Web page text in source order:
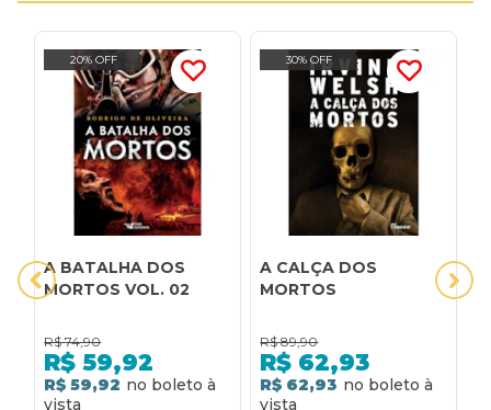
20% OFF
A BATALHA DOS
MORTOS VOL. 02
R$ 74,90
R$ 59,92
R$ 59,92
30% OFF
A CALÇA DOS
MORTOS
R$ 89,90
R$ 62,93
R$ 62,93